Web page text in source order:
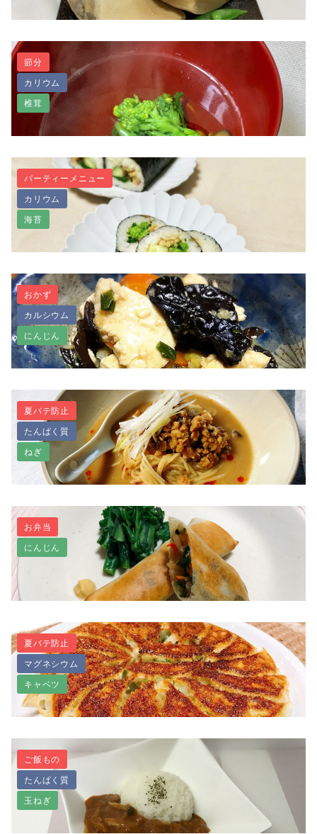
食べ応え抜群！高野豆腐のテンペ詰め
基本のお吸い物
節分
カリウム
椎茸
卵・海鮮なし ベジ恵方巻き
パーティーメニュー
カリウム
海苔
プリプリ食感！生キクラゲの中華炒め
おかず
カルシウム
にんじん
お肉なし・大豆ミートの豆乳担々麺
夏バテ防止
たんぱく質
ねぎ
たっぷりお野菜♪サクサク食感の春巻き
お弁当
にんじん
ひき肉みたいにジューシー♪テンペの餃子
夏バテ防止
マグネシウム
キャベツ
ご飯もの
たんぱく質
玉ねぎ